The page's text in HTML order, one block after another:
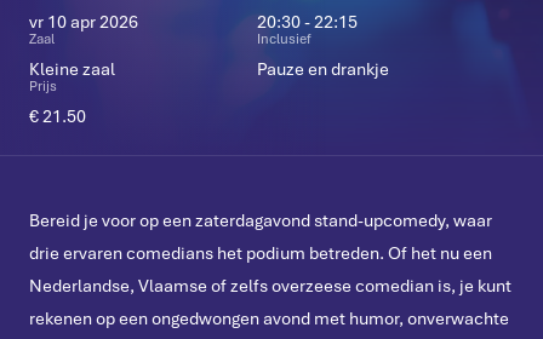
vr 10 apr 2026 20:30 - 22:15
Zaal
Kleine zaal
Inclusief
Pauze en drankje
Prijs
€ 21.50
Bereid je voor op een zaterdagavond stand-upcomedy, waar
drie ervaren comedians het podium betreden. Of het nu een
Nederlandse, Vlaamse of zelfs overzeese comedian is, je kunt
rekenen op een ongedwongen avond met humor, onverwachte